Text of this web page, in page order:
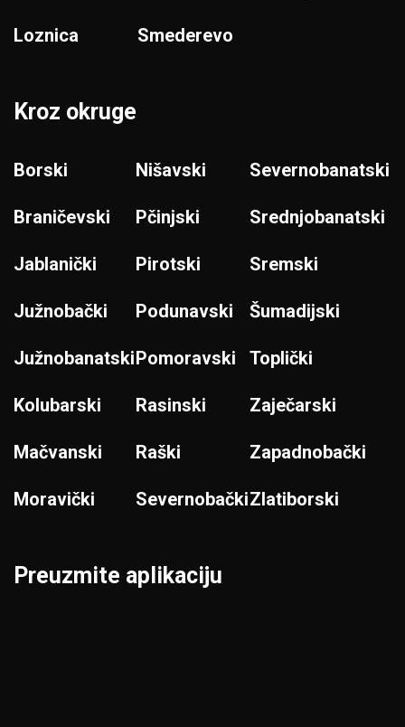
Loznica Smederevo
Kroz okruge
Borski
Braničevski
Jablanički
Južnobački
Južnobanatski
Kolubarski
Mačvanski
Moravički
Nišavski
Pčinjski
Pirotski
Podunavski
Pomoravski
Rasinski
Raški
Severnobački
Severnobanatski
Srednjobanatski
Sremski
Šumadijski
Toplički
Zaječarski
Zapadnobački
Zlatiborski
Preuzmite aplikaciju